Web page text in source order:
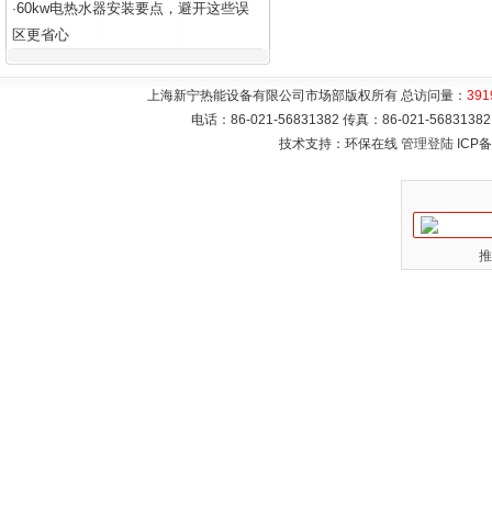
·60kw电热水器安装要点，避开这些误
区更省心
上海新宁热能设备有限公司市场部版权所有 总访问量：
电话：86-021-56831382 传真：86-021-
技术支持：环保在线 管理登陆 ICP